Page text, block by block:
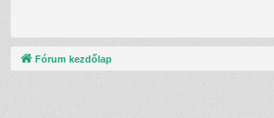
Fórum kezdőlap